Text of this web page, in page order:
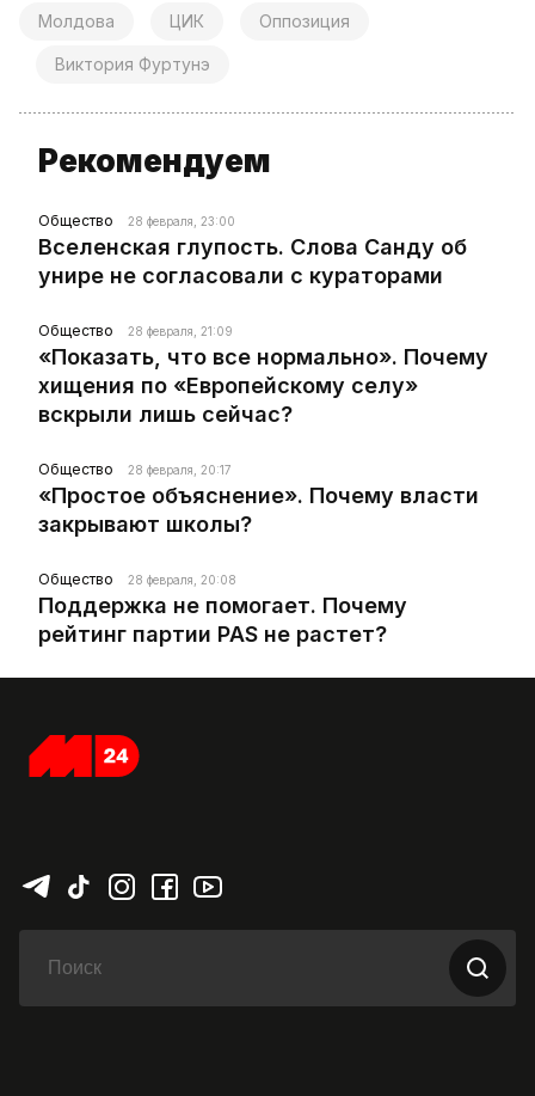
Молдова ЦИК Оппозиция
Виктория Фуртунэ
Рекомендуем
Общество 28 февраля, 23:00
Вселенская глупость. Слова Санду об
унире не согласовали с кураторами
Общество 28 февраля, 21:09
«Показать, что все нормально». Почему
хищения по «Европейскому селу»
вскрыли лишь сейчас?
Общество 28 февраля, 20:17
«Простое объяснение». Почему власти
закрывают школы?
Общество 28 февраля, 20:08
Поддержка не помогает. Почему
рейтинг партии PAS не растет?